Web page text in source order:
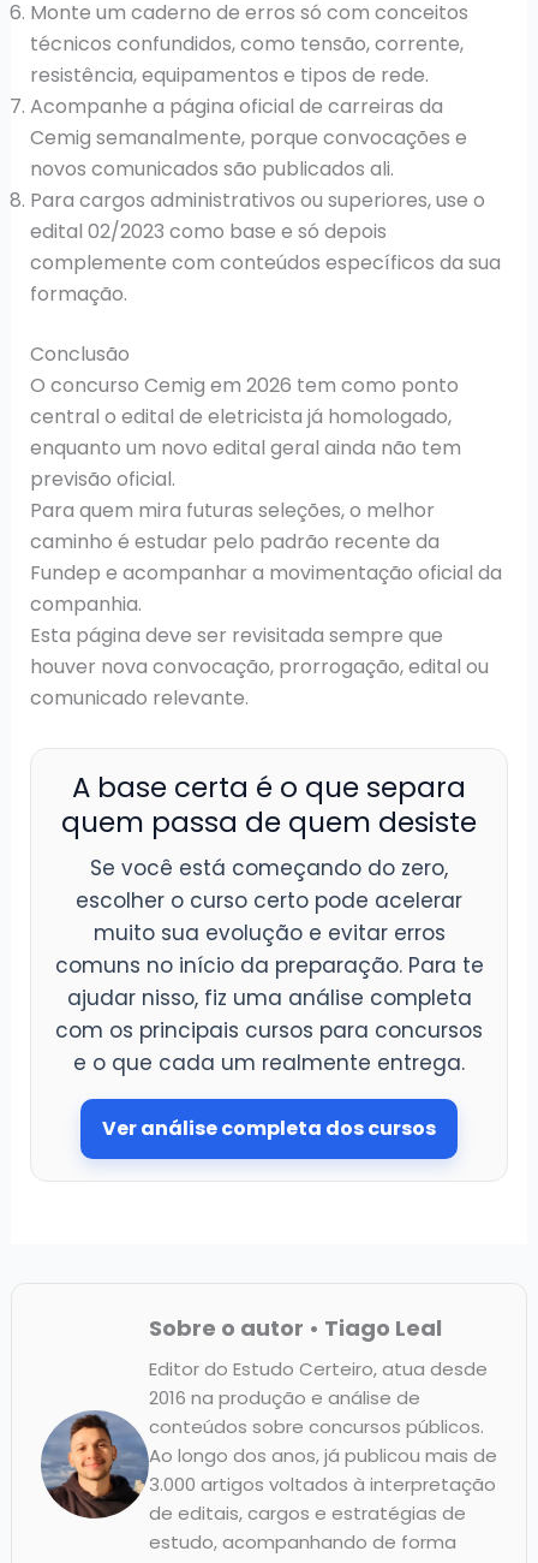
Monte um caderno de erros só com conceitos
técnicos confundidos, como tensão, corrente,
resistência, equipamentos e tipos de rede.
Acompanhe a página oficial de carreiras da
Cemig semanalmente, porque convocações e
novos comunicados são publicados ali.
Para cargos administrativos ou superiores, use o
edital 02/2023 como base e só depois
complemente com conteúdos específicos da sua
formação.
Conclusão
O concurso Cemig em 2026 tem como ponto
central o edital de eletricista já homologado,
enquanto um novo edital geral ainda não tem
previsão oficial.
Para quem mira futuras seleções, o melhor
caminho é estudar pelo padrão recente da
Fundep e acompanhar a movimentação oficial da
companhia.
Esta página deve ser revisitada sempre que
houver nova convocação, prorrogação, edital ou
comunicado relevante.
A base certa é o que separa
quem passa de quem desiste
Se você está começando do zero,
escolher o curso certo pode acelerar
muito sua evolução e evitar erros
comuns no início da preparação. Para te
ajudar nisso, fiz uma análise completa
com os principais cursos para concursos
e o que cada um realmente entrega.
Ver análise completa dos cursos
Sobre o autor • Tiago Leal
Editor do Estudo Certeiro, atua desde
2016 na produção e análise de
conteúdos sobre concursos públicos.
Ao longo dos anos, já publicou mais de
3.000 artigos voltados à interpretação
de editais, cargos e estratégias de
estudo, acompanhando de forma